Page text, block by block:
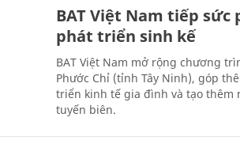
BAT Việt Nam tiếp
phát triển sinh kế
BAT Việt Nam mở rộng chương
Phước Chỉ (tỉnh Tây Ninh), góp
triển kinh tế gia đình và tạo thêm
tuyến biên.